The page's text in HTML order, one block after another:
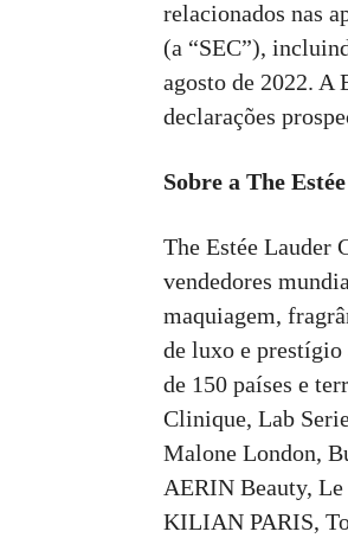
relacionados nas
(a “SEC”),
agosto de 2022. A
declarações
Sobre a The
The Estée Lauder
vendedores
maquiagem,
de luxo e prestígio
de 150 países e
Clinique, Lab
Malone London,
AERIN Beauty,
KILIAN PARIS,